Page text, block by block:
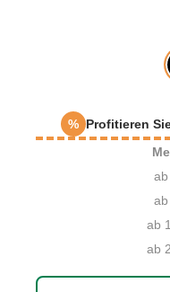
% Profitieren
ab
ab